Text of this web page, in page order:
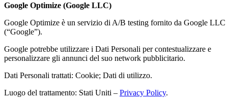
Google Optimize (Google LLC)
Google Optimize è un servizio di A/B testing fornito da Google LLC
(“Google”).
Google potrebbe utilizzare i Dati Personali per contestualizzare e
personalizzare gli annunci del suo network pubblicitario.
Dati Personali trattati: Cookie; Dati di utilizzo.
Luogo del trattamento: Stati Uniti – Privacy Policy.